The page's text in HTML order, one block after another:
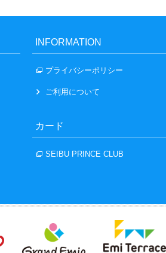
INFORMATION
プライバシーポリシー
ご利用について
カード
SEIBU PRINCE CLUB